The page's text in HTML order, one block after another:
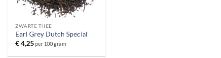
ZWARTE THEE
Earl Grey Dutch Special
€4,25per 100 gram